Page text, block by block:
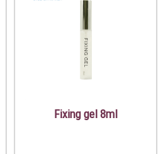
Fixing gel 8ml